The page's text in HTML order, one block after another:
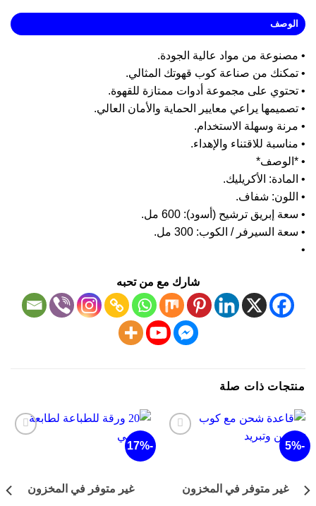
من مواد عالية الجودة.
من صناعة كوب قهوتك المثالي.
على مجموعة أدوات ممتازة للقهوة.
يراعي معايير الحماية والأمان العالي.
وسهلة الاستخدام.
للاقتناء والإهداء.
الأكريليك.
شفاف.
إبريق ترشيح (أﺳود): 600 مل.
السيرفر / الكوب: 300 مل.
شارك مع من تحبه
ذات صلة
غير متوفر في المخزون غير متوفر في المخزون